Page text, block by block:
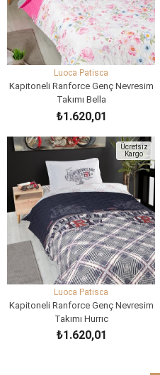
Luoca Patisca
Kapitoneli Ranforce Genç Nevresim
Takımı Bella
₺1.620,01
SEPETE EKLE
Ücretsiz
Kargo
Luoca Patisca
Kapitoneli Ranforce Genç Nevresim
Takımı Hurrıc
₺1.620,01